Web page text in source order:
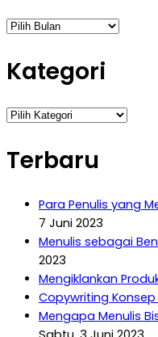
Arsip
Kategori
Kategori
Terbaru
Para Penulis yang
7 Juni 2023
Menulis sebagai
2023
Mengiklankan
Copywriting Konsep
Mengapa Menulis